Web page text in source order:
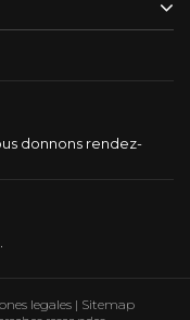
donnons rendez-
legales | Sitemap